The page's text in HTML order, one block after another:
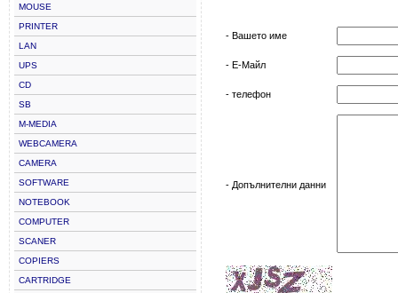
MOUSE
PRINTER
LAN
UPS
CD
SB
M-MEDIA
WEBCAMERA
CAMERA
SOFTWARE
NOTEBOOK
COMPUTER
SCANER
COPIERS
CARTRIDGE
- Вашето име
- Е-Майл
- телефон
- Допълнителни данни